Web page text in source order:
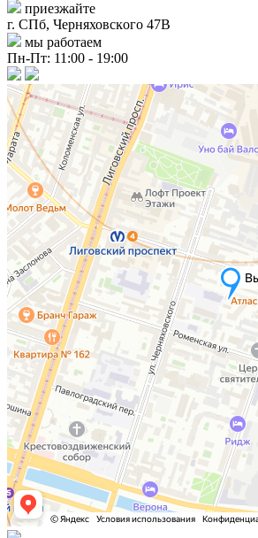
приезжайте
г. СПб, Черняховсĸого 47В
мы работаем
Пн-Пт: 11:00 - 19:00